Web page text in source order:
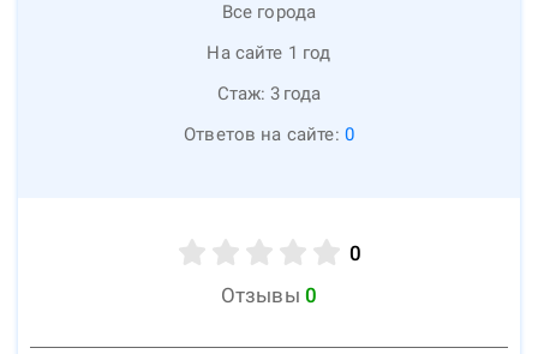
Все города
На сайте 1 год
Стаж: 3 года
Ответов на сайте: 0
0
Отзывы 0